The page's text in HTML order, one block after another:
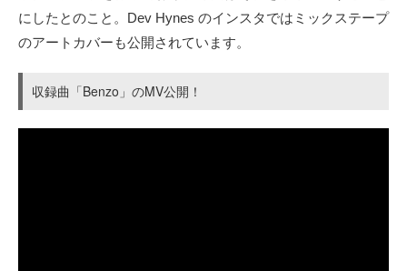
にしたとのこと。Dev Hynes のインスタではミックステープ
のアートカバーも公開されています。
収録曲「Benzo」のMV公開！